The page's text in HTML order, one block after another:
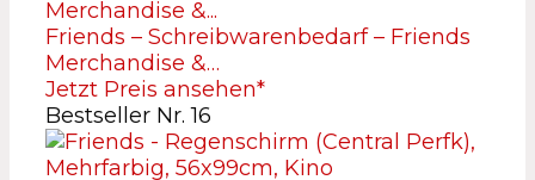
Friends – Schreibwarenbedarf – Friends
Merchandise &…
Jetzt Preis ansehen*
Bestseller Nr. 16